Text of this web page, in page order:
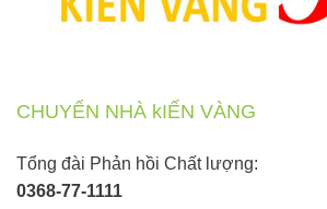
CHUYỂN NHÀ kIẾN VÀNG
Tổng đài Phản hồi Chất lượng:
0368-77-1111